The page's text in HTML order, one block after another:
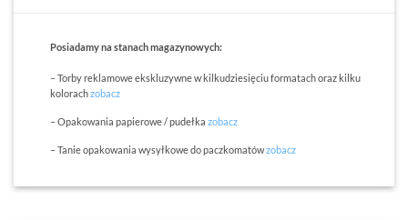
Posiadamy na stanach magazynowych:
– Torby reklamowe ekskluzywne w kilkudziesięciu formatach oraz kilku
kolorachzobacz
– Opakowania papierowe / pudełka zobacz
– Tanie opakowania wysyłkowe do paczkomatówzobacz